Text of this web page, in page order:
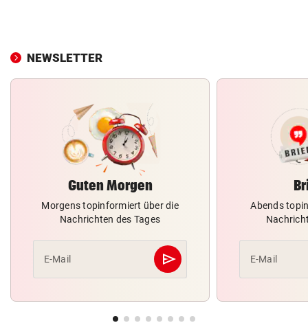
NEWSLETTER
Guten Morgen
Morgens topinformiert über die
Nachrichten des Tages
E-Mail send
Abschicken
Abends
E-Mail